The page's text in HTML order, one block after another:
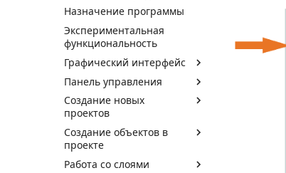
Назначение программы
Экспериментальная
функциональность
Графический интерфейс
Панель управления
Создание новых
проектов
Создание объектов в
проекте
Работа со слоями